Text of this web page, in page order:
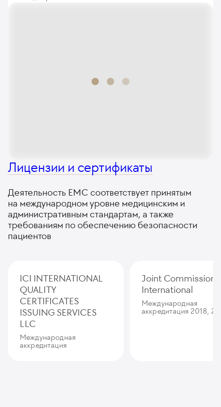
Лицензии и сертификаты
Деятельность ЕМС соответствует принятым
на международном уровне медицинским и
административным стандартам, а также
требованиям по обеспечению безопасности
пациентов
ICI INTERNATIONAL
QUALITY
CERTIFICATES
ISSUING SERVICES
LLC
Международная
аккредитация
Joint Commission
International
Международная
аккредитация 2018,